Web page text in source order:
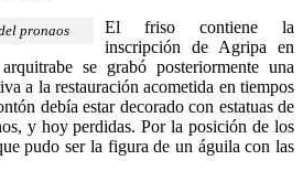
pronaos
El friso contiene la
inscripción de Agripa en
se grabó posteriormente una
a la restauración acometida en tiempos
debía estar decorado con estatuas de
y hoy perdidas. Por la posición de los
pudo ser la figura de un águila con las